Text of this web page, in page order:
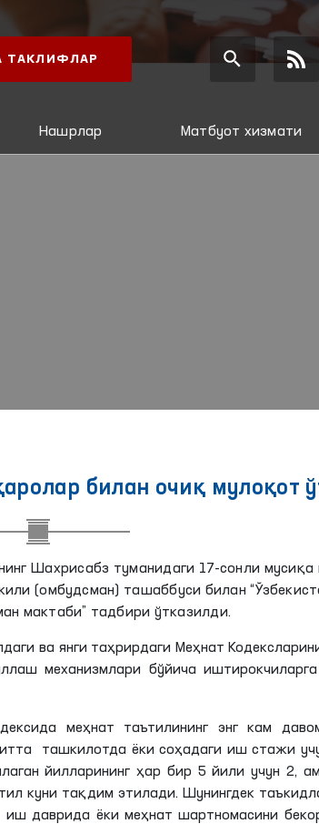
ТАКЛИФЛАР
Нашрлар Матбуот хизмати
билан очиқ мулоқот
Шахрисабз туманидаги 17-сонли мусиқа
(омбудсман) ташаббуси билан
мактаби” тадбири ўтказилди.
ва янги таҳрирдаги Меҳнат
механизмлари бўйича
меҳнат таътилининг энг кам
ташкилотда ёки соҳадаги иш стажи
йилларининг ҳар бир 5 йили учун 2,
куни тақдим этилади. Шунингдек
даврида ёки меҳнат шартномасини